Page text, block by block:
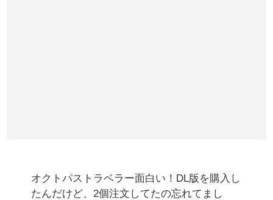
オクトパストラベラー面白い！DL版を購入し
たんだけど、2個注文してたの忘れてまし